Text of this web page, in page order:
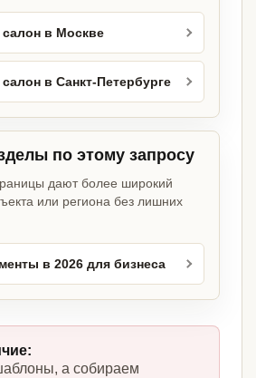
в Москве
в Санкт-Петербурге
по этому запросу
дают более широкий
или региона без лишних
в 2026 для бизнеса
а собираем